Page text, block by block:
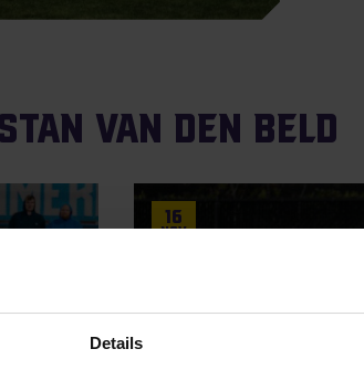
Details
van den Beld
16
Nov